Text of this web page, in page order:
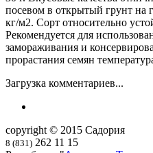
посевом в открытый грунт на
кг/м2. Сорт относительно
Рекомендуется для
замораживания и
прорастания семян
Загрузка комментариев...
copyright © 2015 Садория
8 (831) 262 11 15